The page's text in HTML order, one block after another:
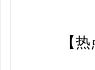
【热点